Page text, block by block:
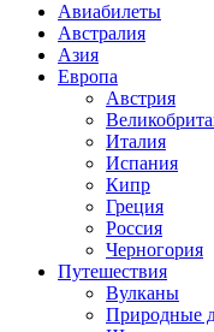
Авиабилеты
Австралия
Азия
Европа
Австрия
Италия
Испания
Кипр
Греция
Россия
Черногория
Путешествия
Вулканы
Природные